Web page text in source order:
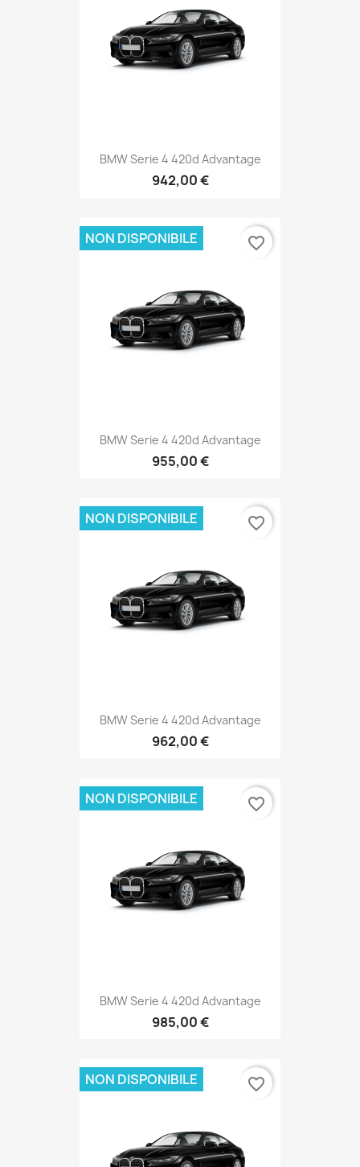
BMW Serie 4 420d Advantage
942,00 €
BMW Serie 4 420d Advantage
955,00 €
NON DISPONIBILE favorite_border
BMW Serie 4 420d Advantage
962,00 €
NON DISPONIBILE favorite_border
BMW Serie 4 420d Advantage
985,00 €
NON DISPONIBILE favorite_border
NON DISPONIBILE favorite_border